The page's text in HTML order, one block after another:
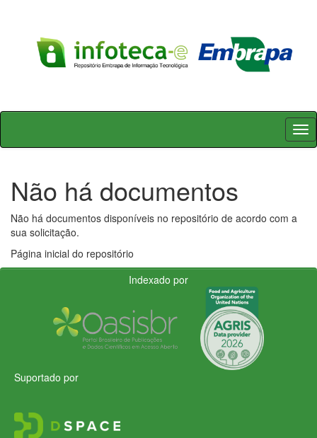
Skip
Não há documentos
Não há documentos disponíveis no repositório de acordo com a
sua solicitação.
Página inicial do repositório
Indexado por
Suportado por